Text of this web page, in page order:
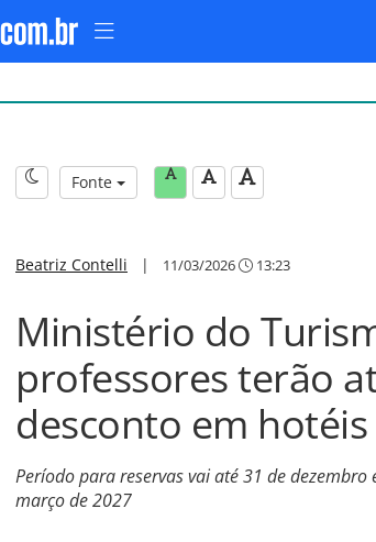
Fonte
Beatriz Contelli | 11/03/2026 13:23
Ministério do
professores terão
desconto em hotéis
Período para reservas vai até 31 de
março de 2027